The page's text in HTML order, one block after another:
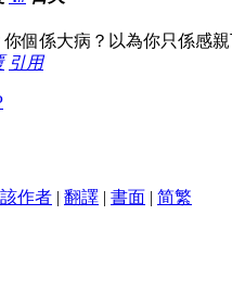
你個係大病？以為你只係感親
引用
作者 | 翻譯 | 書面 | 简繁